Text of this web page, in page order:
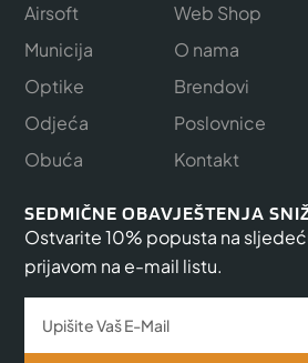
Airsoft
Municija
Optike
Odjeća
Obuća
Web Shop
O nama
Brendovi
Poslovnice
Kontakt
SEDMIČNE OBAVJEŠTENJA
Ostvarite 10% popusta na
prijavom na e-mail listu.